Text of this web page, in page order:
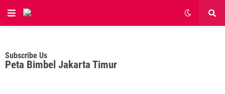
Subscribe Us
Peta Bimbel Jakarta Timur